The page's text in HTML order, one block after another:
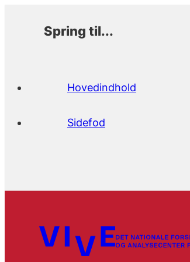
Spring til...
Hovedindhold
Sidefod